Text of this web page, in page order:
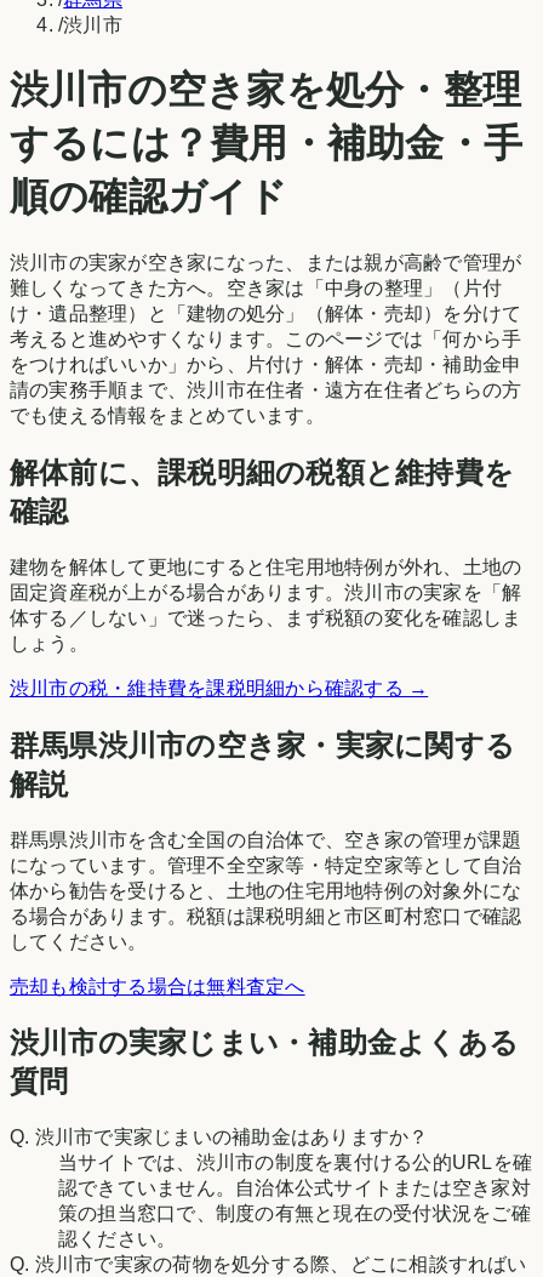
/渋川市
渋川市の空き家を処分・整理
するには？費用・補助金・手
順の確認ガイド
渋川市の実家が空き家になった、または親が高齢で管理が
難しくなってきた方へ。空き家は「中身の整理」（片付
け・遺品整理）と「建物の処分」（解体・売却）を分けて
考えると進めやすくなります。このページでは「何から手
をつければいいか」から、片付け・解体・売却・補助金申
請の実務手順まで、渋川市在住者・遠方在住者どちらの方
でも使える情報をまとめています。
解体前に、課税明細の税額と維持費を
確認
建物を解体して更地にすると住宅用地特例が外れ、土地の
固定資産税が上がる場合があります。渋川市の実家を「解
体する／しない」で迷ったら、まず税額の変化を確認しま
しょう。
渋川市の税・維持費を課税明細から確認する →
群馬県渋川市の空き家・実家に関する
解説
群馬県渋川市を含む全国の自治体で、空き家の管理が課題
になっています。管理不全空家等・特定空家等として自治
体から勧告を受けると、土地の住宅用地特例の対象外にな
る場合があります。税額は課税明細と市区町村窓口で確認
してください。
売却も検討する場合は無料査定へ
渋川市の実家じまい・補助金よくある
質問
Q. 渋川市で実家じまいの補助金はありますか？
当サイトでは、渋川市の制度を裏付ける公的URLを確
認できていません。自治体公式サイトまたは空き家対
策の担当窓口で、制度の有無と現在の受付状況をご確
認ください。
Q. 渋川市で実家の荷物を処分する際、どこに相談すればい